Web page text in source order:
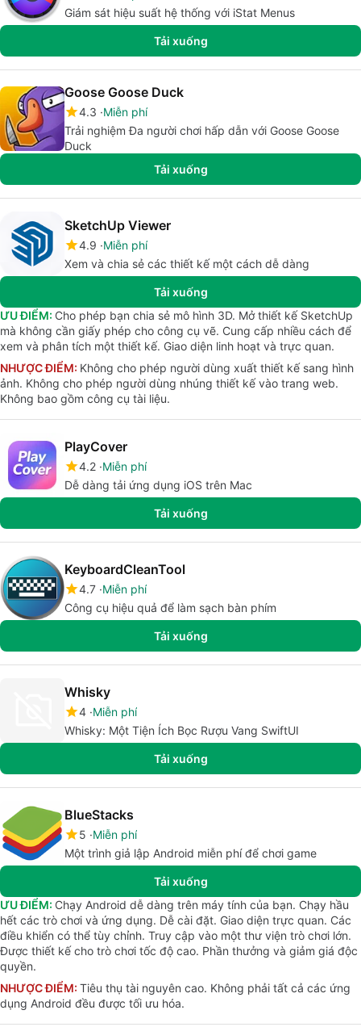
Giám sát hiệu suất hệ thống với iStat Menus
Tải xuống
Goose Goose Duck
4.3 Miễn phí
Trải nghiệm Đa người chơi hấp dẫn với Goose Goose
Duck
Tải xuống
SketchUp Viewer
4.9 Miễn phí
Xem và chia sẻ các thiết kế một cách dễ dàng
Tải xuống
ƯU ĐIỂM: Cho phép bạn chia sẻ mô hình 3D. Mở thiết kế SketchUp
mà không cần giấy phép cho công cụ vẽ. Cung cấp nhiều cách để
xem và phân tích một thiết kế. Giao diện linh hoạt và trực quan.
NHƯỢC ĐIỂM: Không cho phép người dùng xuất thiết kế sang hình
ảnh. Không cho phép người dùng nhúng thiết kế vào trang web.
Không bao gồm công cụ tài liệu.
PlayCover
4.2 Miễn phí
Dễ dàng tải ứng dụng iOS trên Mac
Tải xuống
KeyboardCleanTool
4.7 Miễn phí
Công cụ hiệu quả để làm sạch bàn phím
Tải xuống
Whisky
4 Miễn phí
Whisky: Một Tiện Ích Bọc Rượu Vang SwiftUI
Tải xuống
BlueStacks
5 Miễn phí
Một trình giả lập Android miễn phí để chơi game
Tải xuống
ƯU ĐIỂM: Chạy Android dễ dàng trên máy tính của bạn. Chạy hầu
hết các trò chơi và ứng dụng. Dễ cài đặt. Giao diện trực quan. Các
điều khiển có thể tùy chỉnh. Truy cập vào một thư viện trò chơi lớn.
Được thiết kế cho trò chơi tốc độ cao. Phần thưởng và giảm giá độc
quyền.
NHƯỢC ĐIỂM: Tiêu thụ tài nguyên cao. Không phải tất cả các ứng
dụng Android đều được tối ưu hóa.